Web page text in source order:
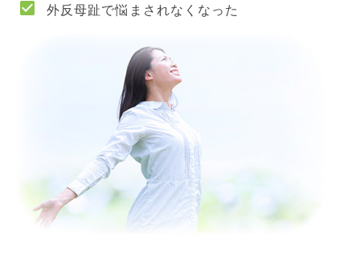
外反母趾で悩まされなくなった